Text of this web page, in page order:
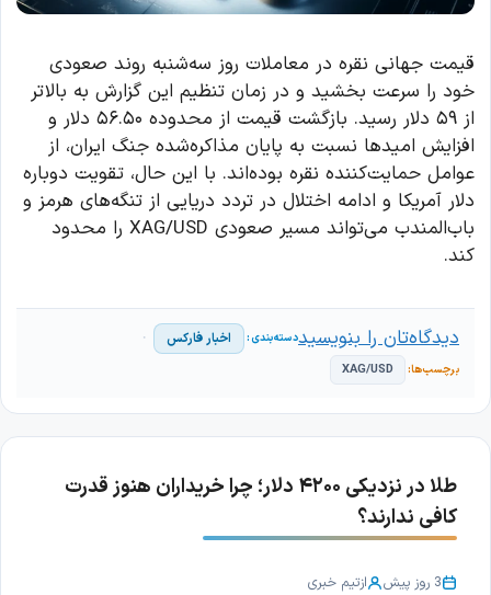
قیمت جهانی نقره در معاملات روز سه‌شنبه روند صعودی
خود را سرعت بخشید و در زمان تنظیم این گزارش به بالاتر
از ۵۹ دلار رسید. بازگشت قیمت از محدوده ۵۶.۵۰ دلار و
افزایش امیدها نسبت به پایان مذاکره‌شده جنگ ایران، از
عوامل حمایت‌کننده نقره بوده‌اند. با این حال، تقویت دوباره
دلار آمریکا و ادامه اختلال در تردد دریایی از تنگه‌های هرمز و
باب‌المندب می‌تواند مسیر صعودی XAG/USD را محدود
کند.
اخبار فارکس
XAG/USD
دیدگاه‌تان را بنویسید
طلا در نزدیکی ۴۲۰۰ دلار؛ چرا خریداران هنوز قدرت
کافی ندارند؟
3 روز پیش ازتیم خبری